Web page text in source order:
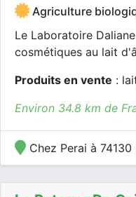
Agriculture
Le Laboratoire
cosmétiques au lait
Produits en vente :
Environ 34.8 km de
Chez Perai à